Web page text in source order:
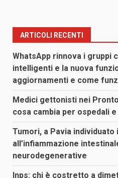
ARTICOLI RECENTI
WhatsApp rinnova i gruppi
intelligenti e la nuova
aggiornamenti e come
Medici gettonisti nei
cosa cambia per ospedali
Tumori, a Pavia
all’infiammazione
neurodegenerative
Inps: chi è costretto a